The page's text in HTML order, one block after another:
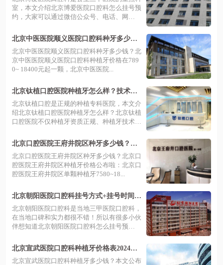
室，本文介绍北京博爱医院口腔科怎么挂号预
约，大家可以通过微信公众号、电话、网
北京中医医院顺义医院口腔科种牙多少
钱？一颗7890|半口5万|全口11万元起
北京中医医院顺义医院口腔科种牙多少钱？北
京中医医院顺义医院口腔科种植牙价格在789
0~ 18400元起一颗，北京中医医院...
北京钛植口腔医院种植牙怎么样？技术实
力+种植医生介绍+价格表详看
北京钛植口腔是正规的种植专科医院，本文介
绍北京钛植口腔医院种植牙怎么样？北京钛植
口腔医院不仅种植牙资质正规、种植牙技术
北京口腔医院王府井院区种牙多少钱？一
颗7580|半口5万|全口10万元起
北京口腔医院王府井院区种牙多少钱？北京口
腔医院王府井院区种植牙价格公布啦：北京口
腔医院王府井院区单颗种植牙7580~18...
北京朝阳医院口腔科挂号方式+挂号时间
+医生介绍+地址/乘车路线详看
北京朝阳医院口腔科是当地三甲医院口腔科，
在当地口碑和实力都很不错！所以有很多小伙
伴想知道北京朝阳医院口腔科怎么挂号预
北京宣武医院口腔科种植牙价格表2024：
一颗7400|半口6万|全口11万起
北京宣武医院口腔科种植牙多少钱？本文公布